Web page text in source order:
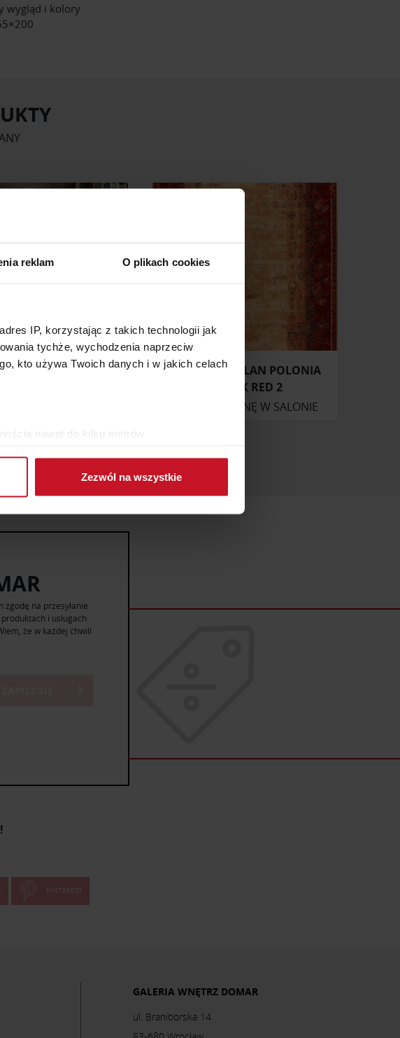
reklam O plikach cookies
IP, korzystając z takich technologii jak
tychże, wychodzenia naprzeciw
kto używa Twoich danych i w jakich celach
nawet do kilku metrów
ustaw własne preferencje w
funkcje społecznościowe i analizować
Zezwól na wszystkie
wygląd i kolory
ADO BALANCE 2502
DYWAN DYWILAN POLONIA
PAMUK RED 2
ZAPYTAJ O CENĘ W SALONIE
zgodę na przesyłanie
i usługach
że w każdej chwili
PINTEREST
GALERIA WNĘTRZ DOMAR
ul. Braniborska 14